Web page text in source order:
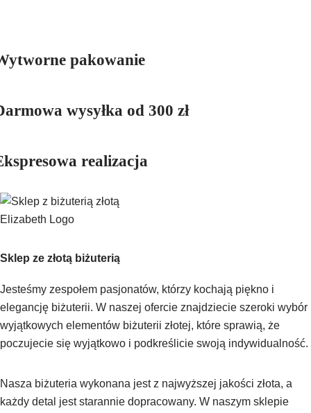
pakowanie
wysyłka od 300 zł
realizacja
Sklep ze złotą biżuterią
Jesteśmy zespołem pasjonatów, którzy kochają piękno i
elegancję biżuterii. W naszej ofercie znajdziecie szeroki wybór
wyjątkowych elementów biżuterii złotej, które sprawią, że
poczujecie się wyjątkowo i podkreślicie swoją indywidualność.
Nasza biżuteria wykonana jest z najwyższej jakości złota, a
każdy detal jest starannie dopracowany. W naszym sklepie